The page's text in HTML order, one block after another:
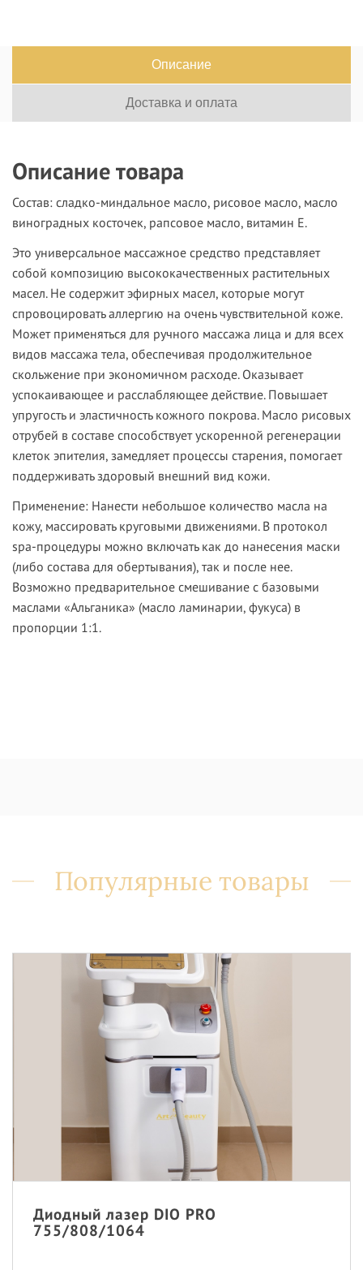
Описание
Доставка и оплата
Описание товара
Состав: сладко-миндальное масло, рисовое масло, масло
виноградных косточек, рапсовое масло, витамин Е.
Это универсальное массажное средство представляет
собой композицию высококачественных растительных
масел. Не содержит эфирных масел, которые могут
спровоцировать аллергию на очень чувствительной коже.
Может применяться для ручного массажа лица и для всех
видов массажа тела, обеспечивая продолжительное
скольжение при экономичном расходе. Оказывает
успокаивающее и расслабляющее действие. Повышает
упругость и эластичность кожного покрова. Масло рисовых
отрубей в составе способствует ускоренной регенерации
клеток эпителия, замедляет процессы старения, помогает
поддерживать здоровый внешний вид кожи.
Применение: Нанести небольшое количество масла на
кожу, массировать круговыми движениями. В протокол
spa-процедуры можно включать как до нанесения маски
(либо состава для обертывания), так и после нее.
Возможно предварительное смешивание с базовыми
маслами «Альганика» (масло ламинарии, фукуса) в
пропорции 1:1.
Популярные товары
Диодный лазер DIO PRO
755/808/1064